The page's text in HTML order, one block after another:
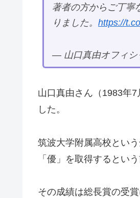
著者の方からご丁寧
りました。 https://
— 山口真由オフィシ
山口真由さん（1983年
した。
筑波大学附属高校とい
「優」を取得するとい
その成績は総長賞の受